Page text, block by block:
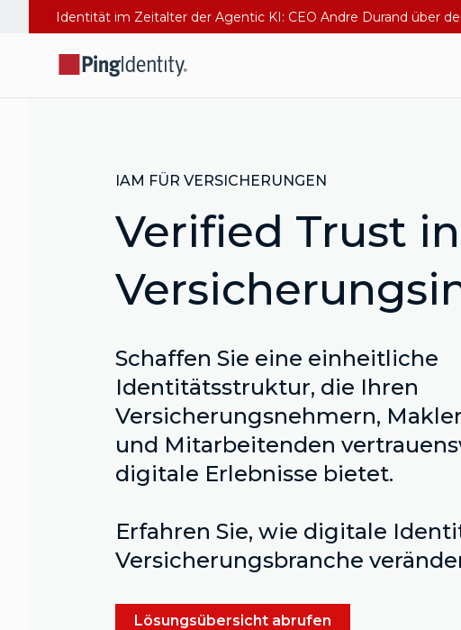
Identität im Zeitalter der Agentic KI: CEO Andre Durand über
IAM FÜR VERSICHERUNGEN
Verified Trust
Schaffen Sie eine einheitliche
Identitätsstruktur, die Ihren
Versicherungsnehmern,
und Mitarbeitenden
digitale Erlebnisse bietet.
Erfahren Sie, wie digitale
Versicherungsbranche
Lösungsübersicht abrufen